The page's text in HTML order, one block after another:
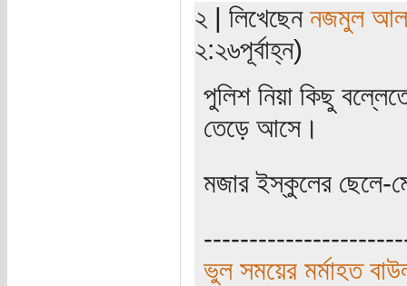
২ | লিখেছেন নজমুল
২:২৬পূর্বাহ্ন)
পুলিশ নিয়া কিছু
তেড়ে আসে।
মজার ইস্কুলের ছেলে-
ভুল সময়ের মর্মাহত